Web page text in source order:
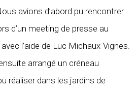
avions d’abord pu rencontrer
d’un meeting de presse au
l’aide de Luc Michaux-Vignes.
arrangé un créneau
réaliser dans les jardins de